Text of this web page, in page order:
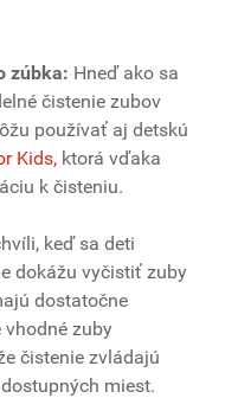
zúbka: Hneď ako sa
čistenie zubov
používať aj detskú
Kids, ktorá vďaka
k čisteniu.
keď sa deti
dokážu vyčistiť zuby
dostatočne
zuby
čistenie zvládajú
miest.